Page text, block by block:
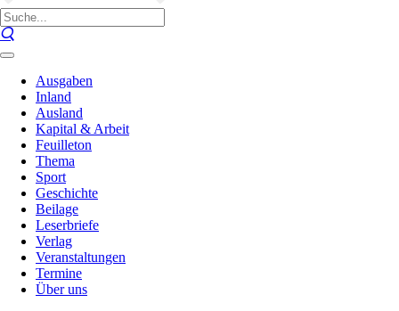
Ausgaben
Inland
Ausland
Kapital & Arbeit
Feuilleton
Thema
Sport
Geschichte
Beilage
Leserbriefe
Verlag
Veranstaltungen
Termine
Über uns